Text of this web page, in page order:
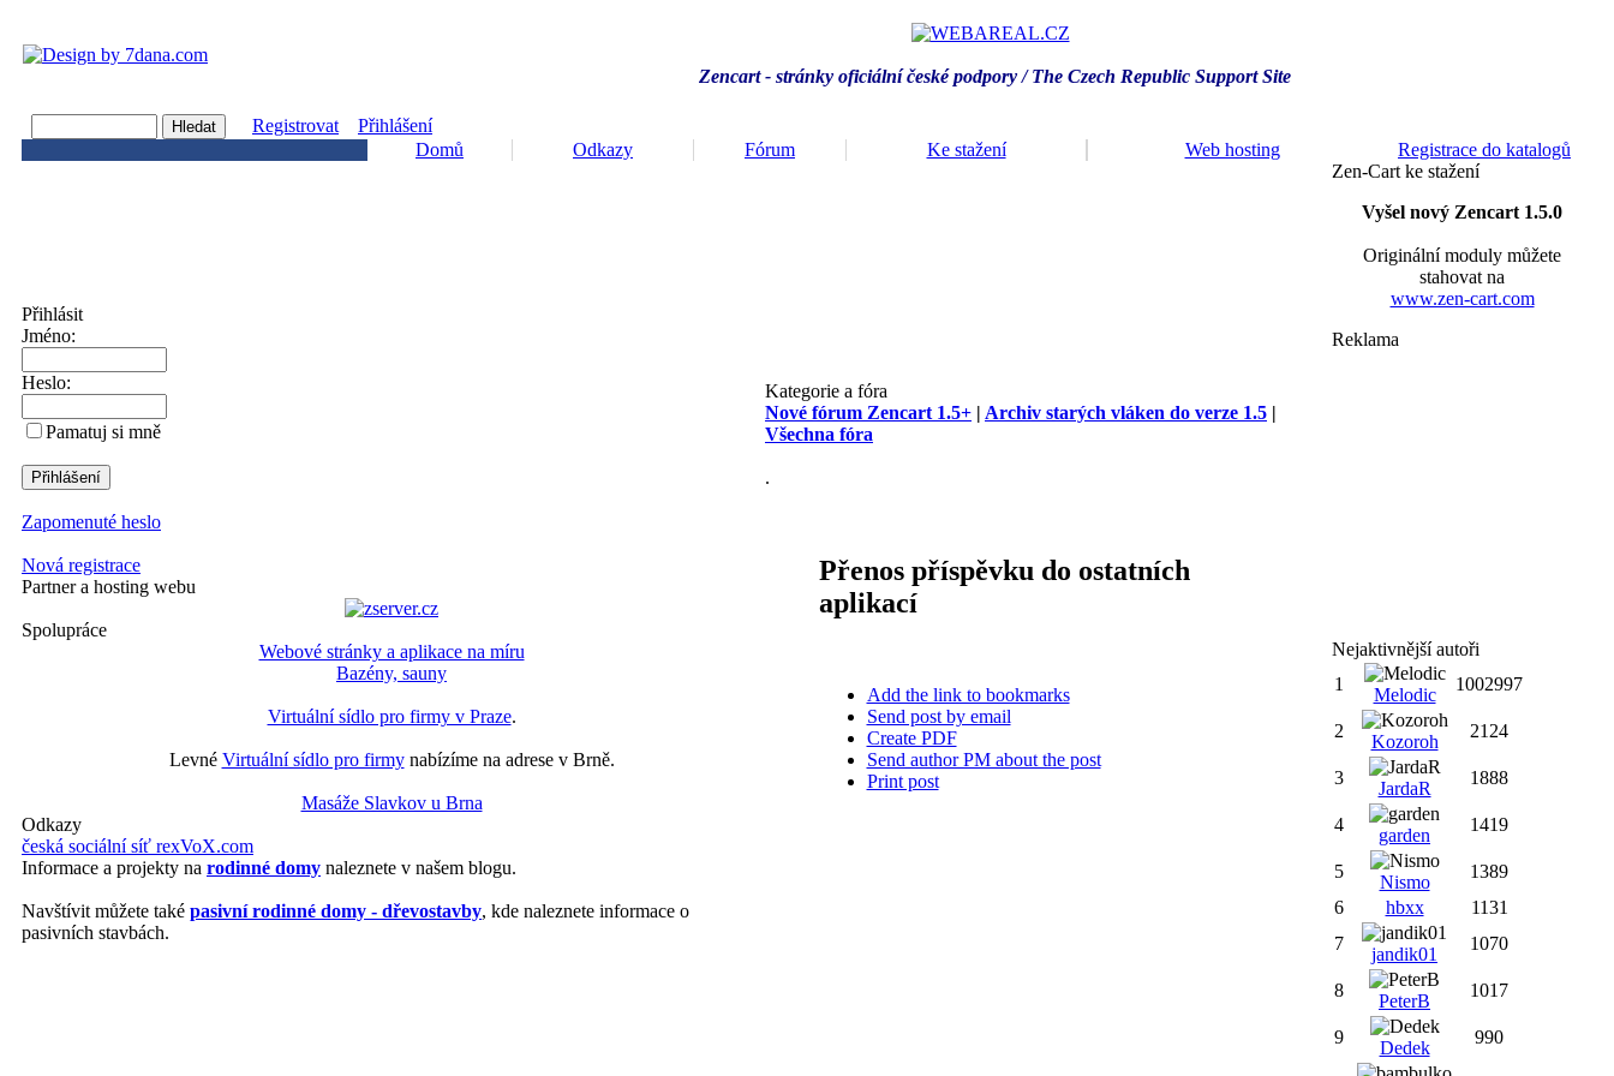
Zencart - stránky oficiální české podpory / The Czech Republic Support Site
Registrovat
Přihlášení
Domů
Odkazy Fórum Ke stažení Web hosting Registrace do katalogů
Přihlásit
Jméno:
Heslo:
Pamatuj si mně
Zapomenuté heslo
Nová registrace
Partner a hosting webu
Spolupráce
Webové stránky a aplikace na míru
Bazény, sauny
Virtuální sídlo pro firmy v Praze.
Levné Virtuální sídlo pro firmynabízíme na adrese v Brně.
Masáže Slavkov u Brna
Odkazy
česká sociální síť rexVoX.com
Informace a projekty na rodinné domy naleznete v našem blogu.
Navštívit můžete také pasivní rodinné domy - dřevostavby, kde naleznete informace o
pasivních stavbách.
Kategorie a fóra
Nové fórum Zencart 1.5+ | Archiv starých vláken do verze 1.5 |
Všechna fóra
.
Přenos příspěvku do ostatních
aplikací
Add the link to bookmarks
Send post by email
Create PDF
Send author PM about the post
Print post
Zen-Cart ke stažení
Vyšel nový Zencart 1.5.0
Originální moduly můžete
stahovat na
www.zen-cart.com
Reklama
Nejaktivnější autoři
1
Melodic
1002997
2
Kozoroh
2124
3
JardaR
1888
4
garden
1419
5
Nismo
1389
6
hbxx
1131
7
jandik01
1070
8
PeterB
1017
9
Dedek
990